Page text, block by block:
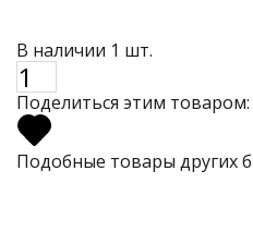
В наличии 1 шт.
Поделиться этим товаром:
Подобные товары других